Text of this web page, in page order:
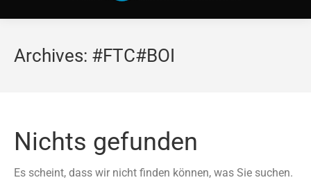
Archives: #FTC#BOI
Nichts gefunden
Es scheint, dass wir nicht finden können, was Sie suchen.